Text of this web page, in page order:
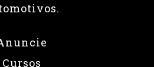
Cursos